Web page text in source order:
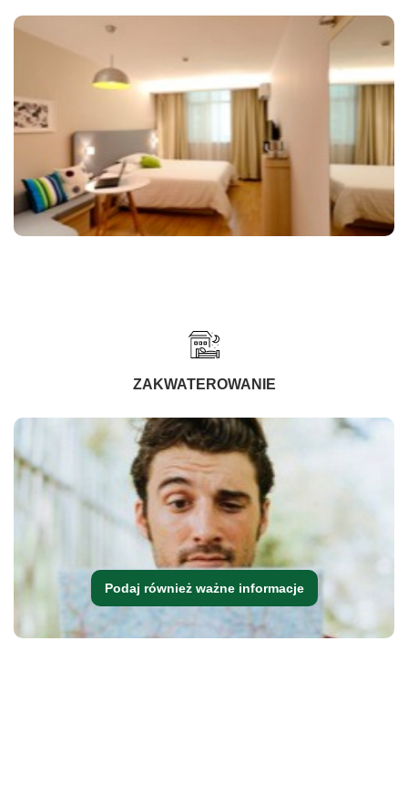
ZAKWATEROWANIE
Podaj również ważne informacje